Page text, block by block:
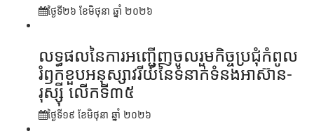
ថ្ងៃទី២៦ ខែ​មិថុនា ឆ្នាំ ២០២៦
លទ្ធផលនៃការអញ្ជើញចូលរួមកិច្ចប្រជុំកំពូល
រំឭកខួបអនុស្សាវរីយ៍នៃទំនាក់ទំនងអាស៊ាន-
រុស្ស៊ី លើកទី៣៥
ថ្ងៃទី១៩ ខែ​មិថុនា ឆ្នាំ ២០២៦